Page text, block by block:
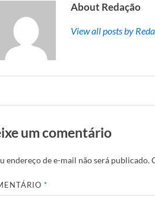
About Redação
View all posts by
um comentário
endereço de e-mail não será publicado.
*